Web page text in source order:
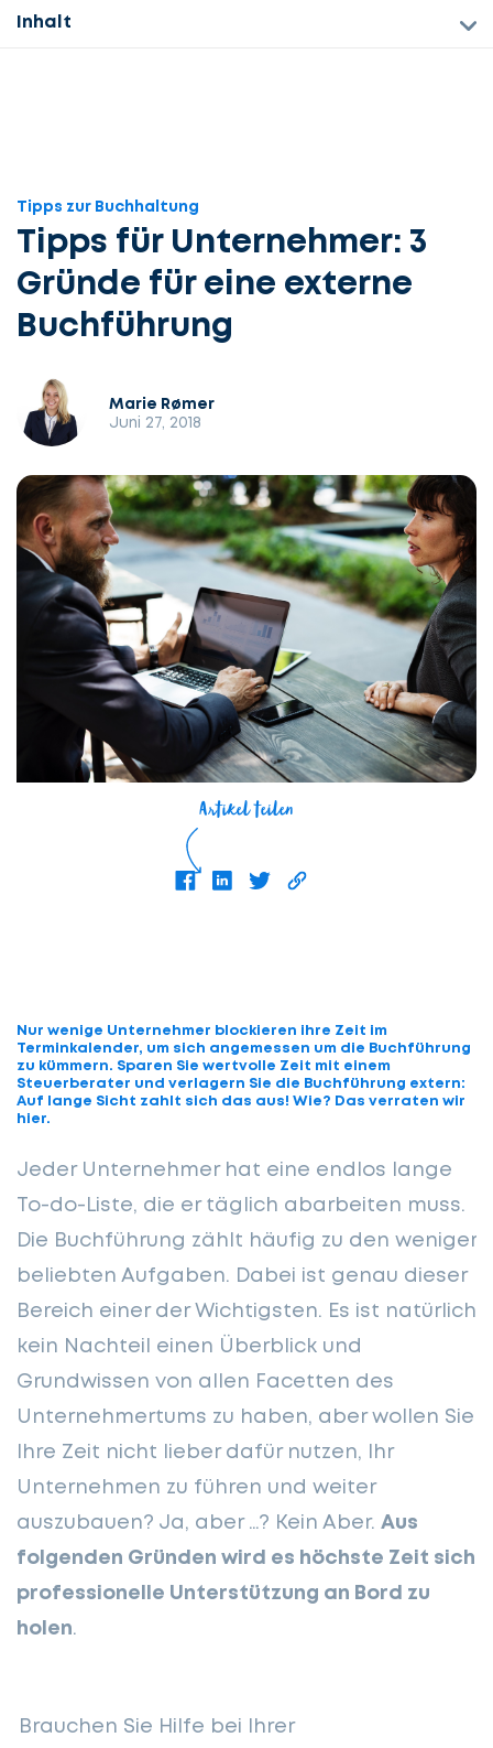
Inhalt
Tipps zur Buchhaltung
Tipps für Unternehmer: 3
Gründe für eine externe
Buchführung
Marie Rømer
Juni 27, 2018
Artikel teilen
Nur wenige Unternehmer blockieren ihre Zeit im
Terminkalender, um sich angemessen um die Buchführung
zu kümmern. Sparen Sie wertvolle Zeit mit einem
Steuerberater und verlagern Sie die Buchführung extern:
Auf lange Sicht zahlt sich das aus! Wie? Das verraten wir
hier.
Jeder Unternehmer hat eine endlos lange
To-do-Liste, die er täglich abarbeiten muss.
Die Buchführung zählt häufig zu den weniger
beliebten Aufgaben. Dabei ist genau dieser
Bereich einer der Wichtigsten. Es ist natürlich
kein Nachteil einen Überblick und
Grundwissen von allen Facetten des
Unternehmertums zu haben, aber wollen Sie
Ihre Zeit nicht lieber dafür nutzen, Ihr
Unternehmen zu führen und weiter
auszubauen? Ja, aber …? Kein Aber. Aus
folgenden Gründen wird es höchste Zeit sich
professionelle Unterstützung an Bord zu
holen.
Brauchen Sie Hilfe bei Ihrer